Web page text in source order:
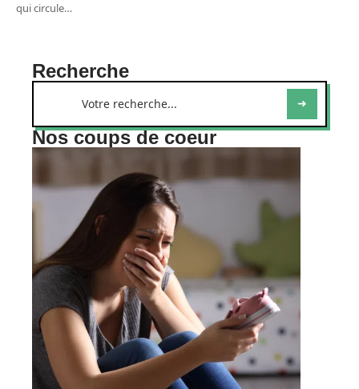
qui circule…
Recherche
Nos coups de coeur